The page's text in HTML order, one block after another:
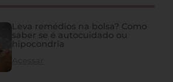
Leva remédios na bolsa? Como
saber se é autocuidado ou
hipocondria